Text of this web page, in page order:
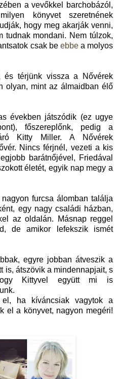
a vevőkkel barchobázól,
könyvet szeretnének
hogy meg akarják venni,
tudnak mondani. Nem túlzok,
csak be ebbea molyos
térjünk vissza a Nővérek
olyan, mint az álmaidban élő
években játszódik (ez ugye
főszereplőnk, pedig a
Kitty Miller. A Nővérek
Nincs férjnél, vezeti a kis
barátnőjével, Friedával
életét, egyik nap megy a
furcsa álomban találja
egy nagy családi házban,
az oldalán. Másnap reggel
de amikor lefekszik ismét
egyre jobban átveszik a
is, átszövik a mindennapjait, s
Kittyvel együtt mi is
ha kíváncsiak vagytok a
el a könyvet, nagyon megéri!